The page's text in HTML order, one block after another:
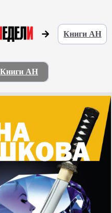
Книги АН
Книги АН